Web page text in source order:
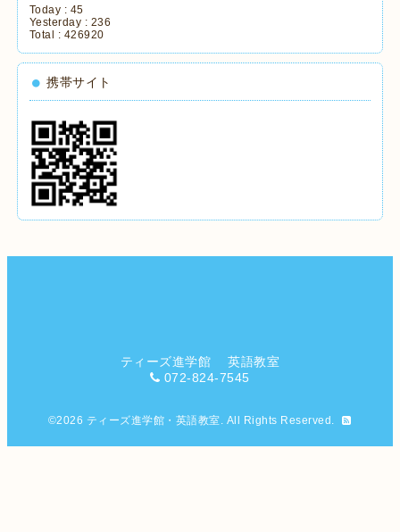
Today : 45
Yesterday : 236
Total : 426920
携帯サイト
ティーズ進学館 英語教室
072-824-7545
©2026 ティーズ進学館・英語教室. All Rights Reserved.